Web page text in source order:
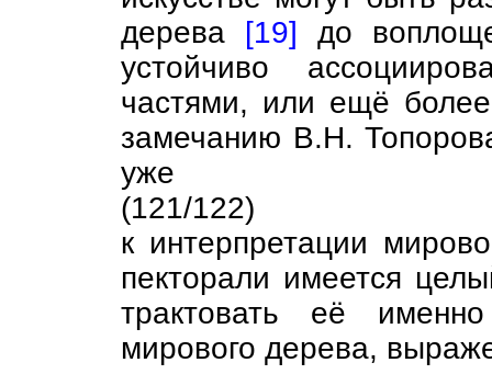
дерева [19] до
устойчиво
частями, или ещё
замечанию В.Н.
уже
(121/122)
к интерпретации
пекторали имеется
трактовать её
мирового дерева,